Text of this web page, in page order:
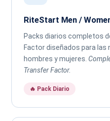
RiteStart Men /
Packs diarios completos
Factor diseñados para
hombres y mujeres.
Transfer Factor.
🔥 Pack Diario